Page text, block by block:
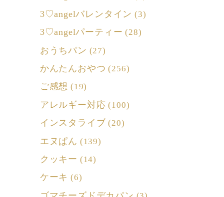
3♡angelバレンタイン (3)
3♡angelパーティー (28)
おうちパン (27)
かんたんおやつ (256)
ご感想 (19)
アレルギー対応 (100)
インスタライブ (20)
エヌぱん (139)
クッキー (14)
ケーキ (6)